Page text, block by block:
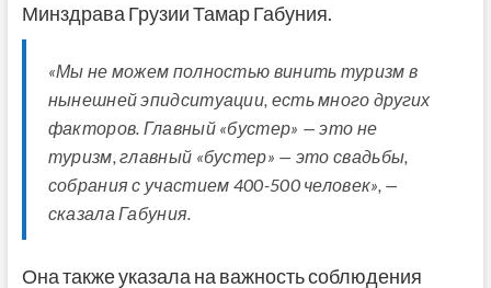
Минздрава Грузии Тамар Габуния.
«Мы не можем полностью винить туризм в
нынешней эпидситуации, есть много других
факторов. Главный «бустер» — это не
туризм, главный «бустер» — это свадьбы,
собрания с участием 400-500 человек», —
сказала Габуния.
Она также указала на важность соблюдения